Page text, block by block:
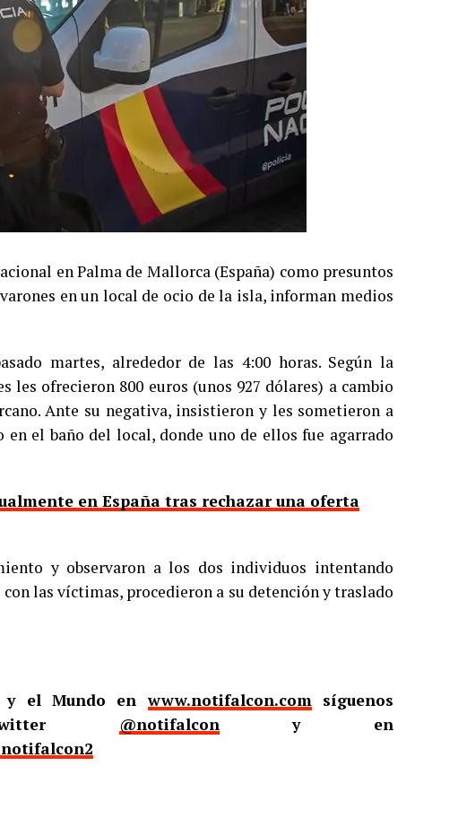
en Palma de Mallorca (España) como presuntos
en un local de ocio de la isla, informan medios
martes, alrededor de las 4:00 horas. Según la
les ofrecieron 800 euros (unos 927 dólares) a cambio
Ante su negativa, insistieron y les sometieron a
el baño del local, donde uno de ellos fue agarrado
en España tras rechazar una oferta
y observaron a los dos individuos intentando
las víctimas, procedieron a su detención y traslado
y el Mundo enwww.notifalcon.comsíguenos
@notifalcony en